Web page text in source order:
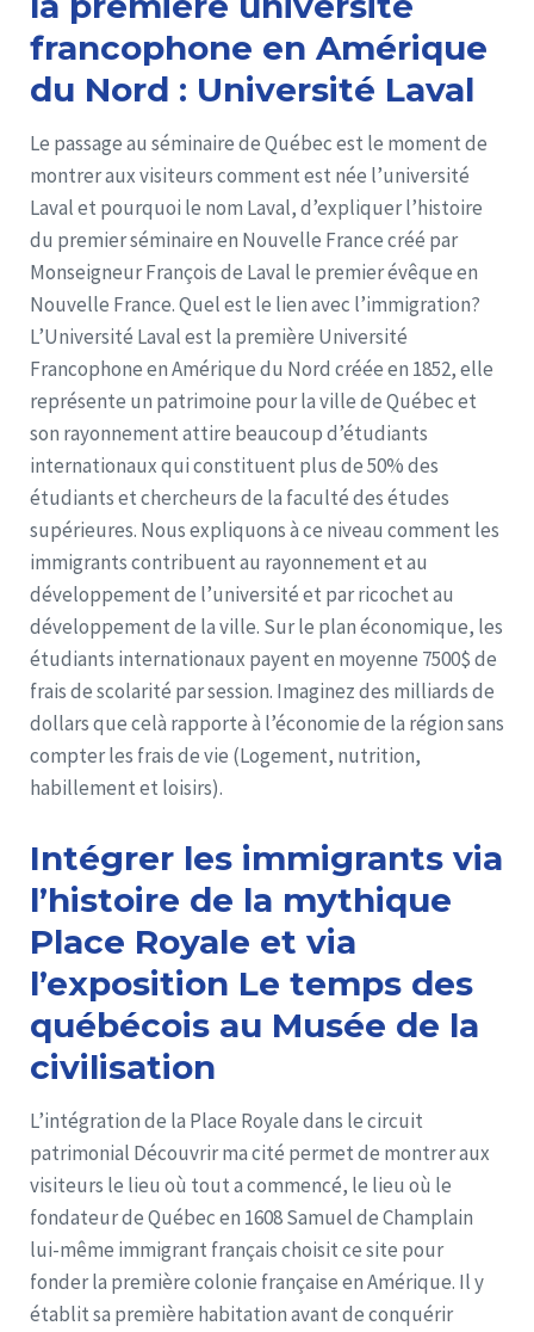
francophone en Amérique
du Nord : Université Laval
Le passage au séminaire de Québec est le moment de
montrer aux visiteurs comment est née l’université
Laval et pourquoi le nom Laval, d’expliquer l’histoire
du premier séminaire en Nouvelle France créé par
Monseigneur François de Laval le premier évêque en
Nouvelle France. Quel est le lien avec l’immigration?
L’Université Laval est la première Université
Francophone en Amérique du Nord créée en 1852, elle
représente un patrimoine pour la ville de Québec et
son rayonnement attire beaucoup d’étudiants
internationaux qui constituent plus de 50% des
étudiants et chercheurs de la faculté des études
supérieures. Nous expliquons à ce niveau comment les
immigrants contribuent au rayonnement et au
développement de l’université et par ricochet au
développement de la ville. Sur le plan économique, les
étudiants internationaux payent en moyenne 7500$ de
frais de scolarité par session. Imaginez des milliards de
dollars que celà rapporte à l’économie de la région sans
compter les frais de vie (Logement, nutrition,
habillement et loisirs).
Intégrer les immigrants via
l’histoire de la mythique
Place Royale et via
l’exposition Le temps des
québécois au Musée de la
civilisation
L’intégration de la Place Royale dans le circuit
patrimonial Découvrir ma cité permet de montrer aux
visiteurs le lieu où tout a commencé, le lieu où le
fondateur de Québec en 1608 Samuel de Champlain
lui-même immigrant français choisit ce site pour
fonder la première colonie française en Amérique. Il y
établit sa première habitation avant de conquérir